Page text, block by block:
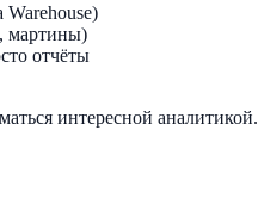
мартины)
отчёты
интересной аналитикой.